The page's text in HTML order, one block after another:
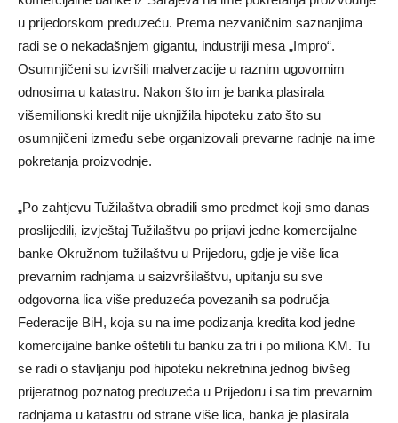
u prijedorskom preduzeću. Prema nezvaničnim saznanjima
radi se o nekadašnjem gigantu, industriji mesa „Impro“.
Osumnjičeni su izvršili malverzacije u raznim ugovornim
odnosima u katastru. Nakon što im je banka plasirala
višemilionski kredit nije uknjižila hipoteku zato što su
osumnjičeni između sebe organizovali prevarne radnje na ime
pokretanja proizvodnje.
„Po zahtjevu Tužilaštva obradili smo predmet koji smo danas
proslijedili, izvještaj Tužilaštvu po prijavi jedne komercijalne
banke Okružnom tužilaštvu u Prijedoru, gdje je više lica
prevarnim radnjama u saizvršilaštvu, upitanju su sve
odgovorna lica više preduzeća povezanih sa područja
Federacije BiH, koja su na ime podizanja kredita kod jedne
komercijalne banke oštetili tu banku za tri i po miliona KM. Tu
se radi o stavljanju pod hipoteku nekretnina jednog bivšeg
prijeratnog poznatog preduzeća u Prijedoru i sa tim prevarnim
radnjama u katastru od strane više lica, banka je plasirala